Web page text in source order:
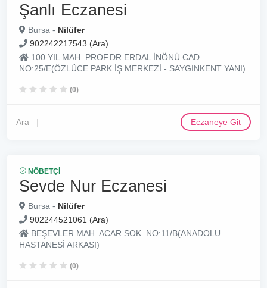
Şanlı Eczanesi
Bursa - Nilüfer
902242217543 (Ara)
100.YIL MAH. PROF.DR.ERDAL İNÖNÜ CAD.
NO:25/E(ÖZLÜCE PARK İŞ MERKEZİ - SAYGINKENT YANI)
(0)
Ara Eczaneye Git
NÖBETÇI
Sevde Nur Eczanesi
Bursa - Nilüfer
902244521061 (Ara)
BEŞEVLER MAH. ACAR SOK. NO:11/B(ANADOLU
HASTANESİ ARKASI)
(0)